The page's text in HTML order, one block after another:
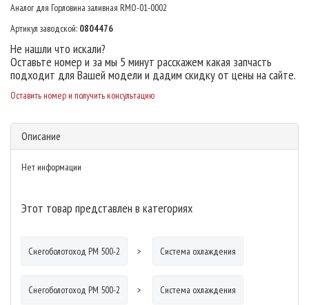
Аналог для Горловина заливная RMO-01-0002
Артикул заводской: 0804476
Не нашли что искали?
Оставьте номер и за мы 5 минут расскажем какая запчасть
подходит для Вашей модели и дадим скидку от цены на сайте.
Оставить номер и получить консультацию
Описание
Нет информации
Этот товар представлен в категориях
Снегоболотоход РМ 500-2 Система охлаждения
Снегоболотоход РМ 500-2 Система охлаждения